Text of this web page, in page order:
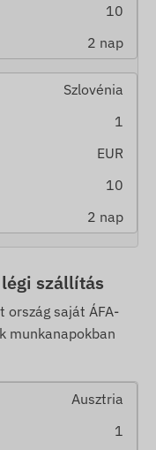
10
2 nap
Szlovénia
1
EUR
10
2 nap
szállítás
ország saját ÁFA-
munkanapokban
Ausztria
1